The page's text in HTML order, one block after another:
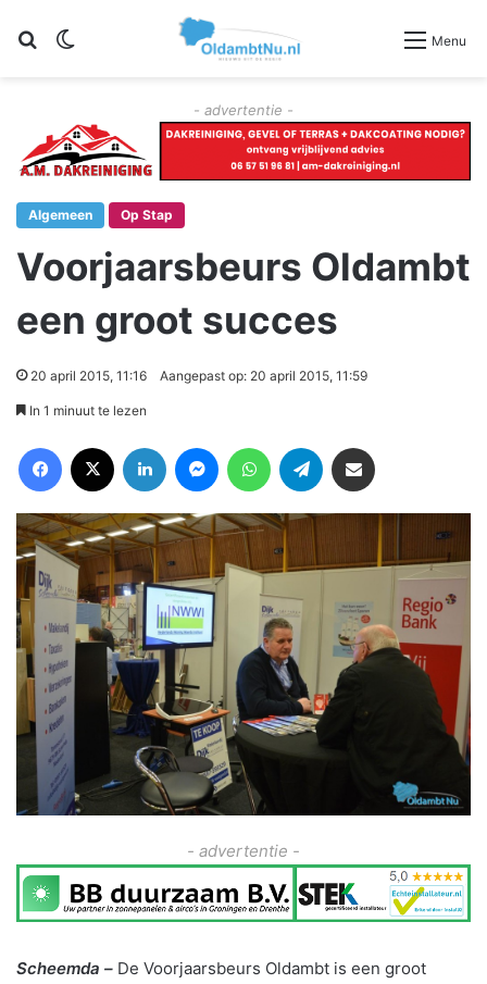
Zoeken Menu
- advertentie -
Algemeen Op Stap
Voorjaarsbeurs Oldambt
een groot succes
20 april 2015, 11:16 Aangepast op: 20 april 2015, 11:59
In 1 minuut te lezen
- advertentie -
Scheemda – De Voorjaarsbeurs Oldambt is een groot